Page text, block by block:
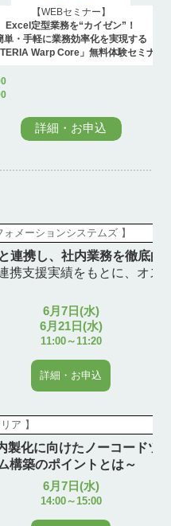
【WEBセミナー】
Excel定型業務を“カイゼン”！
単・手軽に業務効率化を実現する
Warp Core」無料体験セミナー
詳細・お申込
メーションシステムズ 】
連携し、社内業務を徹底的
携支援実績をもとに、オス
6月7日(水)
6月21日(水)
11:00～11:20
詳細・お申込
ア 】
製化に向けたノーコードツ
構築のポイントとは～
6月7日(水)
14:00～15:00